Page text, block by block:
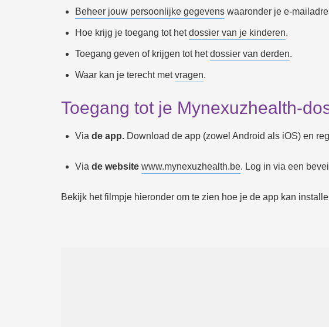
Beheer jouw persoonlijke gegevens waaronder je e-
Hoe krijg je toegang tot hetdossier van je kinderen.
Toegang geven of krijgen tot hetdossier van derden.
Waar kan je terecht metvragen.
Toegang tot je Mynexuzhealth-
Via de app. Download de app (zowel Android als iOS) en
Via de website www.mynexuzhealth.be. Log in via een
Bekijk het filmpje hieronder om te zien hoe je de app kan